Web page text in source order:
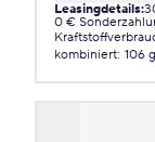
Leasingdetails:
0 €
kombiniert: 106